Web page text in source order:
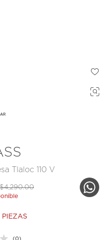
Tlaloc 110 V
$4,290.00
PIEZAS
(0)